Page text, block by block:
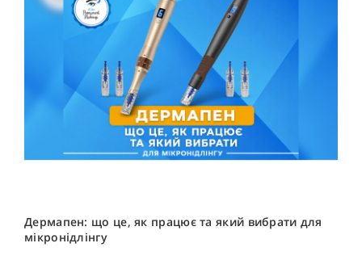
Дермапен: що це, як працює та який вибрати для
мікронідлінгу